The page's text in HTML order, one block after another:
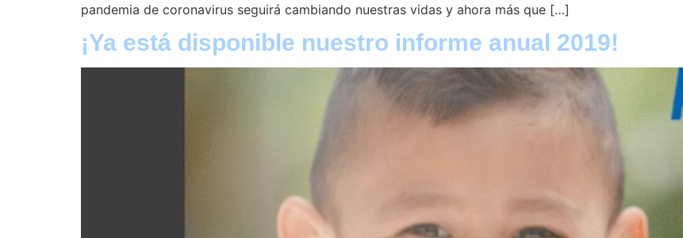
pandemia de coronavirus seguirá cambiando nuestras vidas y ahora más que […]
¡Ya está disponible nuestro informe anual 2019!